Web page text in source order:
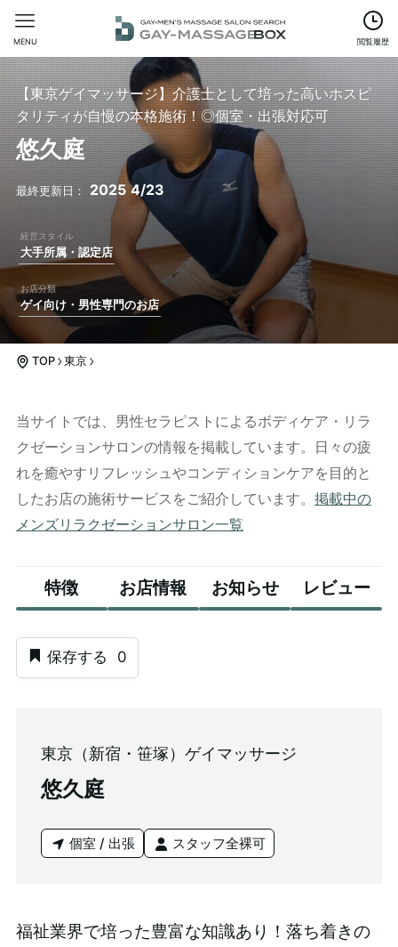
閲覧履歴
MENU
【東京ゲイマッサージ】介護士として培った高いホスピ
タリティが自慢の本格施術！◎個室・出張対応可
悠久庭
2025 4/23
大手所属・認定店
ゲイ向け・男性専門のお店
TOP 東京
当サイトでは、男性セラピストによるボディケア・リラ
クゼーションサロンの情報を掲載しています。日々の疲
れを癒やすリフレッシュやコンディションケアを目的と
したお店の施術サービスをご紹介しています。 掲載中の
メンズリラクゼーションサロン一覧
特徴 お店情報 お知らせ レビュー
保存する 0
東京（新宿・笹塚）ゲイマッサージ
悠久庭
個室 / 出張 スタッフ全裸可
福祉業界で培った豊富な知識あり！落ち着きの